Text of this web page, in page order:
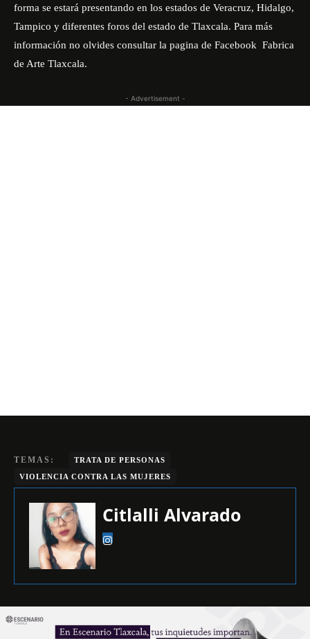
forma se estará presentando en los estados de Veracruz, Hidalgo,
Tampico y diferentes foros del estado de Tlaxcala. Para más
información no olvides consultar la pagina de Facebook Fabrica
de Arte Tlaxcala.
- Advertisement -
TEMAS:
TRATA DE PERSONAS
VIOLENCIA CONTRA LAS MUJERES
Citlalli Alvarado